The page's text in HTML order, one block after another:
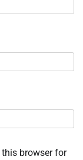
browser for